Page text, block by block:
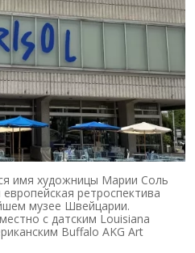
имя художницы Марии Соль
ретроспектива
музее Швейцарии.
с датским Louisiana
Buffalo AKG Art